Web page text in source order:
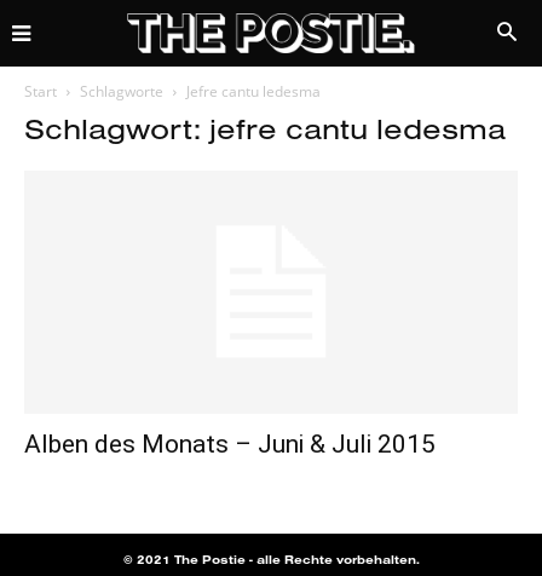
Start Schlagworte Jefre cantu ledesma
Schlagwort: jefre cantu ledesma
Alben des Monats – Juni & Juli 2015
© 2021 The Postie - alle Rechte vorbehalten.